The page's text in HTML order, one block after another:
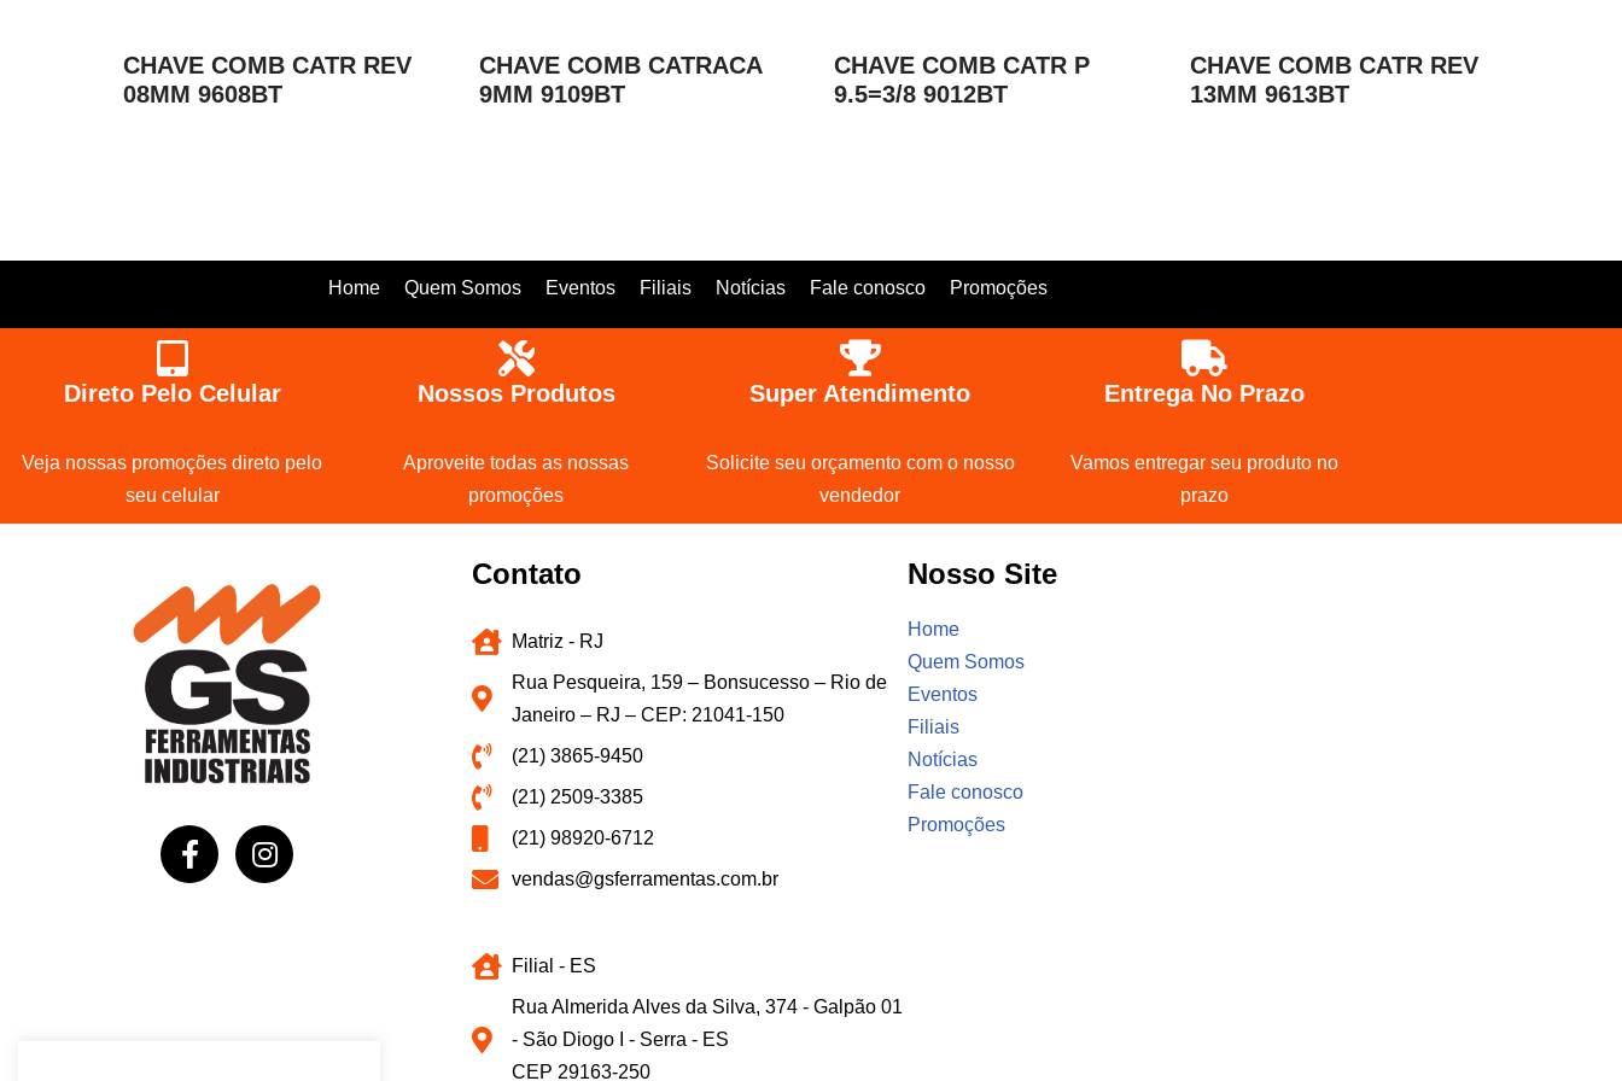
CHAVE COMB CATR REV
08MM 9608BT
CHAVE COMB CATRACA
9MM 9109BT
CHAVE COMB CATR P
9.5=3/8 9012BT
CHAVE COMB CATR REV
13MM 9613BT
Home Quem Somos Eventos Filiais Notícias Fale conosco Promoções
Direto Pelo Celular
Veja nossas promoções direto pelo
seu celular
Nossos Produtos
Aproveite todas as nossas
promoções
Super Atendimento
Solicite seu orçamento com o nosso
vendedor
Entrega No Prazo
Vamos entregar seu produto no
prazo
Contato
Matriz - RJ
Rua Pesqueira, 159 – Bonsucesso – Rio de
Janeiro – RJ – CEP: 21041-150
(21) 3865-9450
(21) 2509-3385
(21) 98920-6712
vendas@gsferramentas.com.br
Filial - ES
Rua Almerida Alves da Silva, 374 - Galpão 01
- São Diogo I - Serra - ES
CEP 29163-250
Nosso Site
Home
Quem Somos
Eventos
Filiais
Notícias
Fale conosco
Promoções